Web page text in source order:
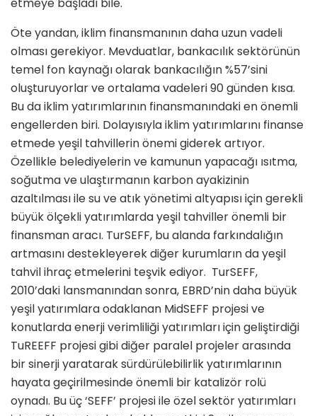
Öte yandan, iklim finansmanının daha uzun vadeli
olması gerekiyor. Mevdu­atlar, bankacılık sektörünün
temel fon kaynağı olarak bankacılığın %57’sini
oluşturuyorlar ve ortalama vadeleri 90 günden kısa.
Bu da iklim yatırımlarının finansmanındaki en önemli
engeller­den biri. Dolayısıyla iklim yatırımlarını finanse
etmede yeşil tahvillerin önemi giderek artıyor.
Özellikle belediyelerin ve kamunun yapacağı ısıtma,
soğutma ve ulaştırmanın karbon ayakizinin
azaltılması ile su ve atık yönetimi altyapısı için gerekli
büyük ölçekli yatırımlarda yeşil tahviller önemli bir
finansman aracı. TurSEFF, bu alanda farkındalığın
artmasını destekleyerek diğer kurumların da yeşil
tahvil ihraç etmelerini teşvik ediyor. TurSEFF,
2010’daki lansmanından sonra, EBRD’nin daha büyük
yeşil yatırımlara odaklanan MidSEFF projesi ve
konutlarda enerji verimliliği yatırımları için geliştirdiği
TuREEFF projesi gibi diğer paralel projeler arasında
bir sinerji yaratarak sürdürülebilirlik yatırımlarının
hayata geçirilmesinde önemli bir katalizör rolü
oynadı. Bu üç ‘SEFF’ projesi ile özel sektör yatırımları